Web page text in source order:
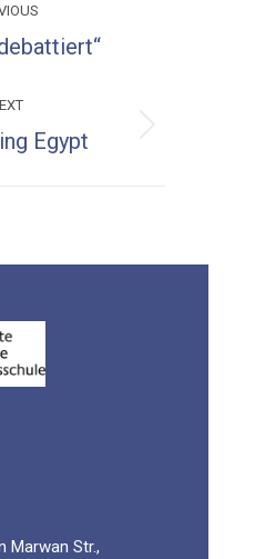
Previous
NextEgypt
Marwan Str.,